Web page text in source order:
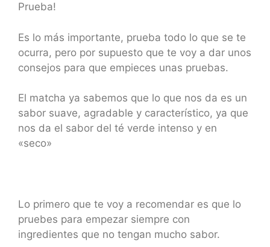
Prueba!
Es lo más importante, prueba todo lo que se te
ocurra, pero por supuesto que te voy a dar unos
consejos para que empieces unas pruebas.
El matcha ya sabemos que lo que nos da es un
sabor suave, agradable y característico, ya que
nos da el sabor del té verde intenso y en
«seco»
Lo primero que te voy a recomendar es que lo
pruebes para empezar siempre con
ingredientes que no tengan mucho sabor.